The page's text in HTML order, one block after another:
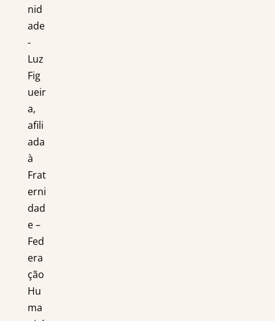
nid
ade
-
Luz
Fig
ueir
a,
afili
ada
à
Frat
erni
dad
e –
Fed
era
ção
Hu
ma